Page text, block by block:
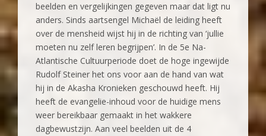
beelden en vergelijkingen gegeven maar dat ligt nu
anders. Sinds aartsengel Michaël de leiding heeft
over de mensheid wijst hij in de richting van ‘jullie
moeten nu zelf leren begrijpen’. In de 5e Na-
Atlantische Cultuurperiode doet de hoge ingewijde
Rudolf Steiner het ons voor aan de hand van wat
hij in de Akasha Kronieken geschouwd heeft. Hij
heeft de evangelie-inhoud voor de huidige mens
weer bereikbaar gemaakt in het wakkere
dagbewustzijn. Aan veel beelden uit de 4